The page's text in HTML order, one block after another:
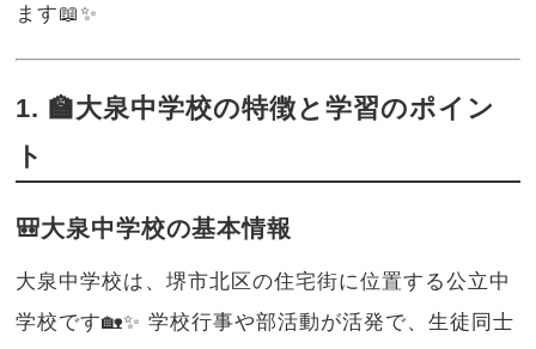
ます📖✨
1. 🏫大泉中学校の特徴と学習のポイン
ト
🎒大泉中学校の基本情報
大泉中学校は、堺市北区の住宅街に位置する公立中
学校です🏡✨ 学校行事や部活動が活発で、生徒同士